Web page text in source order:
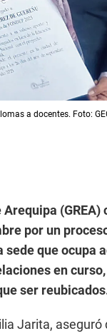
a docentes. Foto:
(GREA)
por un
sede que ocupa
en
ser
Jarita, aseguró